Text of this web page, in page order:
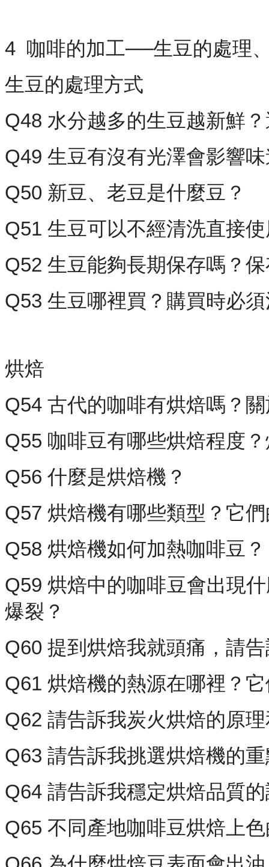
4 咖啡的加工──生豆的處理
生豆的處理方式
Q48 水分越多的生豆越新鮮
Q49 生豆有沒有光澤會影響
Q50 新豆、老豆是什麼豆？
Q51 生豆可以不經清洗直接
Q52 生豆能夠長期保存嗎？
Q53 生豆哪裡買？購買時必
烘焙
Q54 古代的咖啡有烘焙嗎？
Q55 咖啡豆有哪些烘焙程度
Q56 什麼是烘焙機？
Q57 烘焙機有哪些類型？它
Q58 烘焙機如何加熱咖啡豆？
Q59 烘焙中的咖啡豆會出現
爆裂？
Q60 提到烘焙我就頭痛，請
Q61 烘焙機的熱源在哪裡？
Q62 請告訴我炭火烘焙的原
Q63 請告訴我挑選烘焙機的
Q64 請告訴我穩定烘焙品質
Q65 不同產地咖啡豆烘焙上